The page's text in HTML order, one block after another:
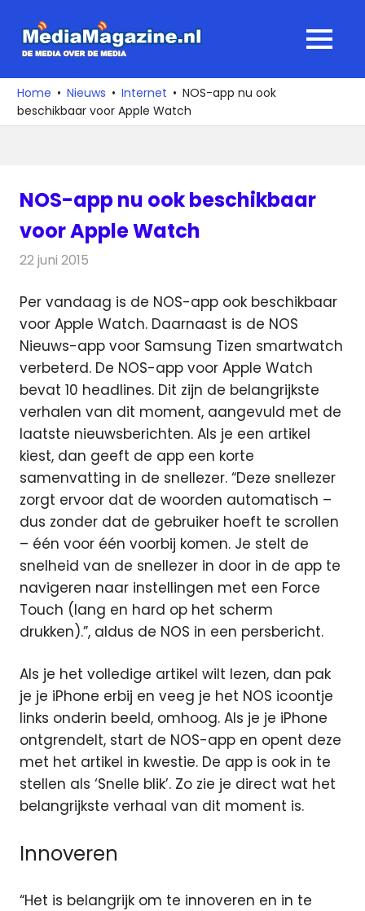
naar
media
over
de
MENU
Home Nieuws Internet
NOS-app nu ook
beschikbaar voor Apple Watch
NOS-app nu ook beschikbaar
voor Apple Watch
22 juni 2015
Per vandaag is de NOS-app ook beschikbaar
voor Apple Watch. Daarnaast is de NOS
Nieuws-app voor Samsung Tizen smartwatch
verbeterd. De NOS-app voor Apple Watch
bevat 10 headlines. Dit zijn de belangrijkste
verhalen van dit moment, aangevuld met de
laatste nieuwsberichten. Als je een artikel
kiest, dan geeft de app een korte
samenvatting in de snellezer. “Deze snellezer
zorgt ervoor dat de woorden automatisch –
dus zonder dat de gebruiker hoeft te scrollen
– één voor één voorbij komen. Je stelt de
snelheid van de snellezer in door in de app te
navigeren naar instellingen met een Force
Touch (lang en hard op het scherm
drukken).”, aldus de NOS in een persbericht.
Als je het volledige artikel wilt lezen, dan pak
je je iPhone erbij en veeg je het NOS icoontje
links onderin beeld, omhoog. Als je je iPhone
ontgrendelt, start de NOS-app en opent deze
met het artikel in kwestie. De app is ook in te
stellen als ‘Snelle blik’. Zo zie je direct wat het
belangrijkste verhaal van dit moment is.
Innoveren
“Het is belangrijk om te innoveren en in te